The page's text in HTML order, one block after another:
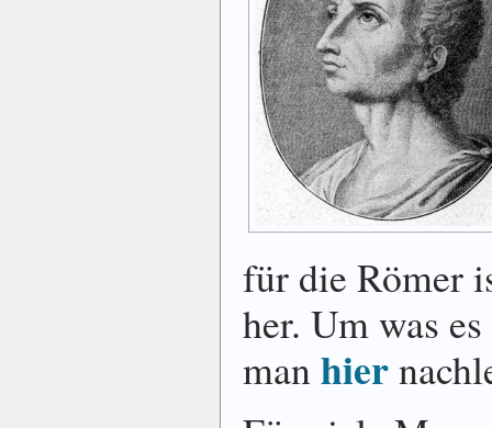
für die Römer
her. Um was
manhier